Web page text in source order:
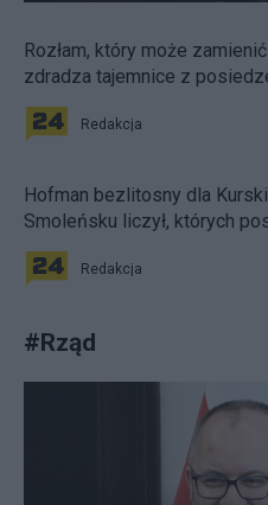
Rozłam, który może
zdradza tajemnice z
Redakcja
Hofman bezlitosny dla
Smoleńsku liczył, których
Redakcja
#Rząd